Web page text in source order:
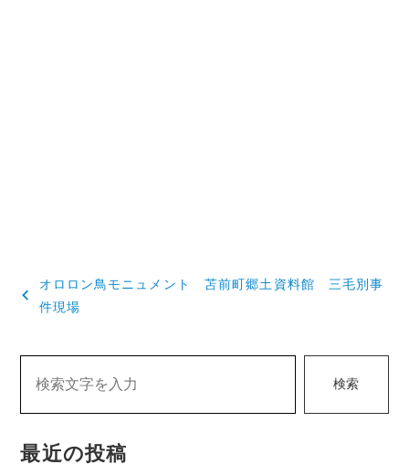
稿
ビ
ゲ
ー
オロロン鳥モニュメント 苫前町郷土資料館 三毛別事
件現場
検索
最近の投稿